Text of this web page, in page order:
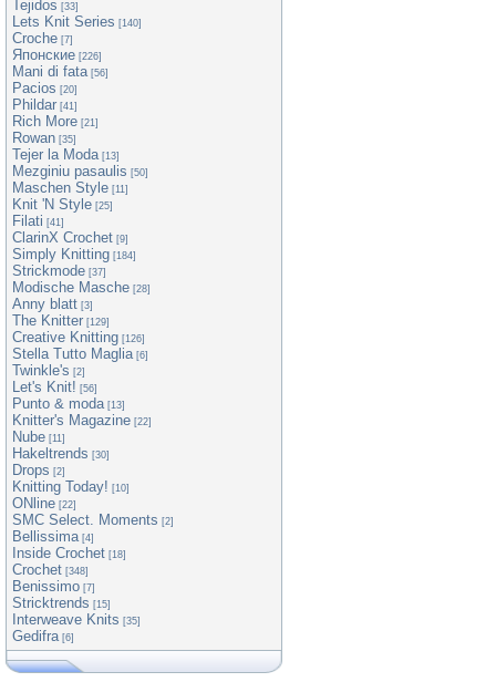
Tejidos [33]
Lets Knit Series [140]
Croche [7]
Японские [226]
Mani di fata [56]
Pacios [20]
Phildar [41]
Rich More [21]
Rowan [35]
Tejer la Moda [13]
Mezginiu pasaulis [50]
Maschen Style [11]
Knit 'N Style [25]
Filati [41]
ClarinX Crochet [9]
Simply Knitting [184]
Strickmode [37]
Modische Masche [28]
Anny blatt [3]
The Knitter [129]
Creative Knitting [126]
Stella Tutto Maglia [6]
Twinkle's [2]
Let's Knit! [56]
Punto & moda [13]
Knitter's Magazine [22]
Nube [11]
Hakeltrends [30]
Drops [2]
Knitting Today! [10]
ONline [22]
SMC Select. Moments [2]
Bellissima [4]
Inside Crochet [18]
Crochet [348]
Benissimo [7]
Stricktrends [15]
Interweave Knits [35]
Gedifra [6]